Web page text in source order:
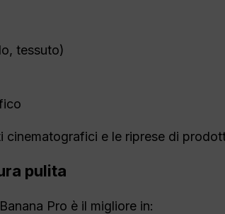
tessuto)
e le riprese di
pulita
Pro è il migliore in: